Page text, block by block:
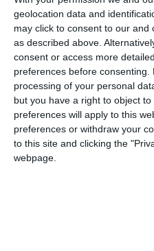
geolocation data and
may click to consent to our and
as described above.
consent or access more
preferences before consenting.
processing of your personal
but you have a right to object
preferences will apply to this
preferences or withdraw your
to this site and clicking the
webpage.
COMENTARII
Nume